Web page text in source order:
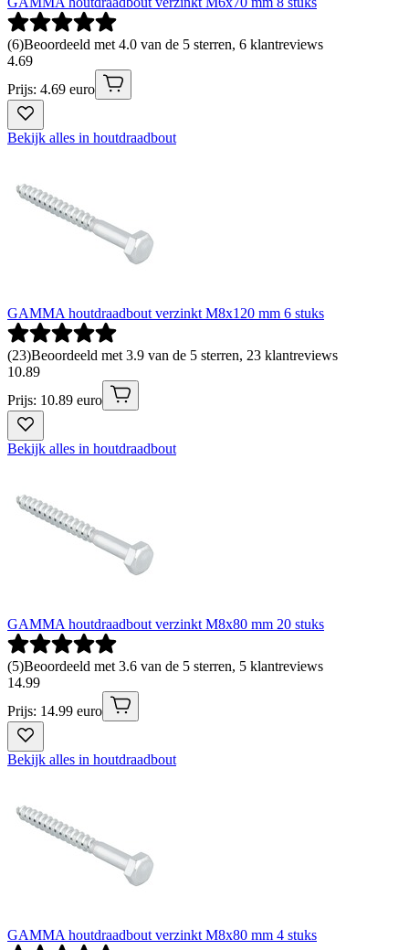
(6)Beoordeeld met 4.0 van de 5 sterren, 6 klantreviews
4.69
Prijs: 4.69 euro
Bekijk alles in houtdraadbout
GAMMA houtdraadbout verzinkt M8x120 mm 6 stuks
(23)Beoordeeld met 3.9 van de 5 sterren, 23 klantreviews
10.89
Prijs: 10.89 euro
Bekijk alles in houtdraadbout
GAMMA houtdraadbout verzinkt M8x80 mm 20 stuks
(5)Beoordeeld met 3.6 van de 5 sterren, 5 klantreviews
14.99
Prijs: 14.99 euro
Bekijk alles in houtdraadbout
GAMMA houtdraadbout verzinkt M8x80 mm 4 stuks